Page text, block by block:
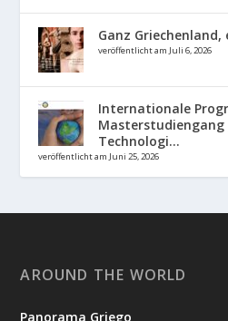
Ganz Griechenland,
veröffentlicht am Juli 6, 2026
Internationale
Masterstudiengang
Technologi...
veröffentlicht am Juni 25, 2026
AROUND THE WORLD
Panorama Griego